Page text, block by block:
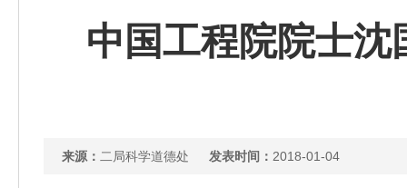
中国工程院院士沈
来源： 二局科学道德处 发表时间： 2018-01-04